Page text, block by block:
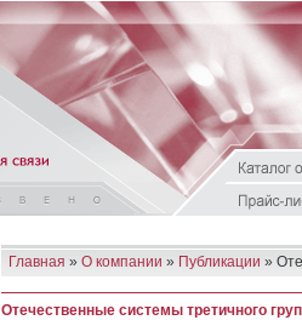
Главная » О компании » Публикации »
Отечественные системы третичного